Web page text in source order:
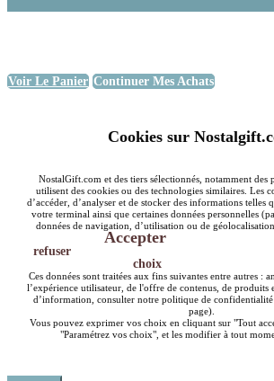
Voir Le Panier Continuer Mes Achats
Cookies sur
NostalGift.com et des tiers sélectionnés, notamment des
utilisent des cookies ou des technologies similaires. Les
d’accéder, d’analyser et de stocker des informations telles
votre terminal ainsi que certaines données personnelles
données de navigation, d’utilisation ou de
Accepter
refuser
choix
Ces données sont traitées aux fins suivantes entre autres :
l’expérience utilisateur, de l'offre de contenus, de produits
d’information, consulter notre politique de confidentialité
page).
Vous pouvez exprimer vos choix en cliquant sur "Tout
"Paramétrez vos choix", et les modifier à tout